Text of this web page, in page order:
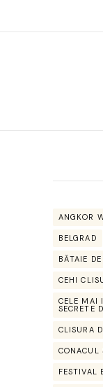
ANGKOR
BELGRAD
BĂTAIE
CEHI
CELE MAI
SECRETE
CLISURA
CONACUL
FESTIVAL